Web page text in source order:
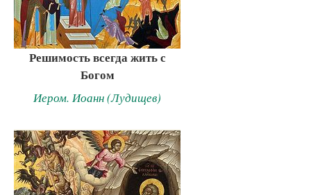
Решимость всегда жить с
Богом
Иером. Иоанн (Лудищев)